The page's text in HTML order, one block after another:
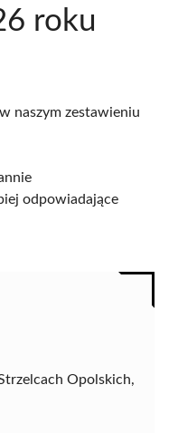
roku
naszym zestawieniu
odpowiadające
Opolskich,